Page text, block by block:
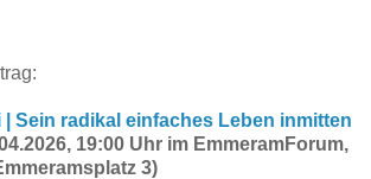
| Sein radikal einfaches Leben inmitten
19:00 Uhr im EmmeramForum,
3)